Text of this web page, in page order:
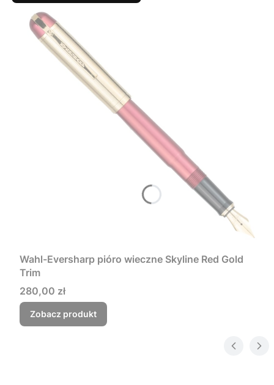
Wahl-Eversharp pióro wieczne Skyline Red Gold
Trim
Cena
280,00 zł
Zobacz produkt